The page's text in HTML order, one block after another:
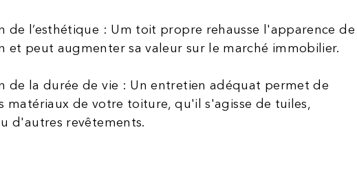
de l’esthétique : Um toit propre rehausse l'apparence de
et peut augmenter sa valeur sur le marché immobilier.
de la durée de vie : Un entretien adéquat permet de
matériaux de votre toiture, qu'il s'agisse de tuiles,
d'autres revêtements.